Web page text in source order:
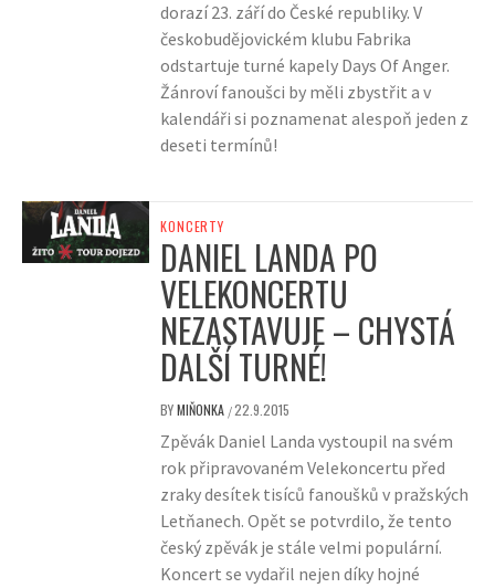
dorazí 23. září do České republiky. V
českobudějovickém klubu Fabrika
odstartuje turné kapely Days Of Anger.
Žánroví fanoušci by měli zbystřit a v
kalendáři si poznamenat alespoň jeden z
deseti termínů!
KONCERTY
DANIEL LANDA PO
VELEKONCERTU
NEZASTAVUJE – CHYSTÁ
DALŠÍ TURNÉ!
BYMIŇONKA /22.9.2015
Zpěvák Daniel Landa vystoupil na svém
rok připravovaném Velekoncertu před
zraky desítek tisíců fanoušků v pražských
Letňanech. Opět se potvrdilo, že tento
český zpěvák je stále velmi populární.
Koncert se vydařil nejen díky hojné